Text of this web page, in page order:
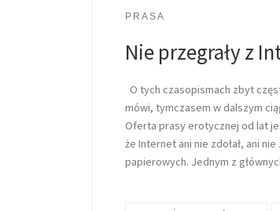
PRASA
Nie przegrały z
O tych czasopismach zbyt
mówi, tymczasem w dalszym
Oferta prasy erotycznej od lat
że Internet ani nie zdołał, ani
papierowych. Jednym z